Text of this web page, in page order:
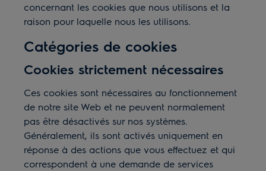
concernant les cookies que nous utilisons et la
raison pour laquelle nous les utilisons.
Catégories de cookies
Cookies strictement nécessaires
Ces cookies sont nécessaires au fonctionnement
de notre site Web et ne peuvent normalement
pas être désactivés sur nos systèmes.
Généralement, ils sont activés uniquement en
réponse à des actions que vous effectuez et qui
correspondent à une demande de services